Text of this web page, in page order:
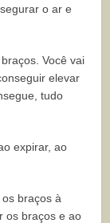
o ar e
Você vai
elevar
tudo
expirar, ao
braços à
os braços e ao